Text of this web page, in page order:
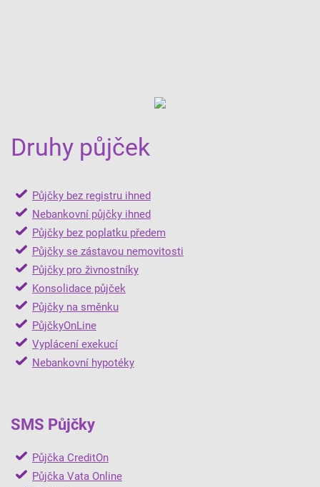
Druhy půjček
Půjčky bez registru ihned
Nebankovní půjčky ihned
Půjčky bez poplatku předem
Půjčky se zástavou nemovitosti
Půjčky pro živnostníky
Konsolidace půjček
Půjčky na směnku
PůjčkyOnLine
Vyplácení exekucí
Nebankovní hypotéky
SMS Půjčky
Půjčka CreditOn
Půjčka Vata Online